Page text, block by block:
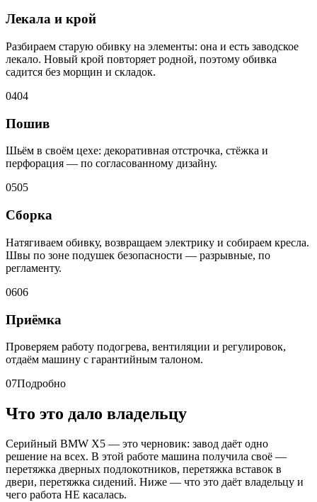
Лекала и крой
Разбираем старую обивку на элементы: она и есть заводское
лекало. Новый крой повторяет родной, поэтому обивка
садится без морщин и складок.
0404
Пошив
Шьём в своём цехе: декоративная отстрочка, стёжка и
перфорация — по согласованному дизайну.
0505
Сборка
Натягиваем обивку, возвращаем электрику и собираем кресла.
Швы по зоне подушек безопасности — разрывные, по
регламенту.
0606
Приёмка
Проверяем работу подогрева, вентиляции и регулировок,
отдаём машину с гарантийным талоном.
07Подробно
Что это дало владельцу
Серийный BMW X5 — это черновик: завод даёт одно
решение на всех. В этой работе машина получила своё —
перетяжка дверных подлокотников, перетяжка вставок в
двери, перетяжка сидений. Ниже — что это даёт владельцу и
чего работа НЕ касалась.